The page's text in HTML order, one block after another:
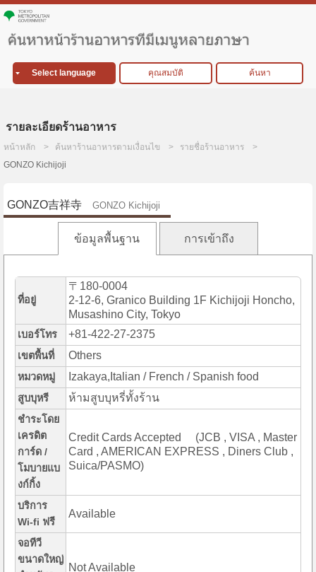
Select language คุณสมบัติ ค้นหา
รายละเอียดร้านอาหาร
หน้าหลัก ค้นหาร้านอาหารตามเงื่อนไข
รายชื่อร้านอาหาร
GONZO Kichijoji
GONZO吉祥寺 GONZO Kichijoji
ข้อมูลพื้นฐาน การเข้าถึง
ที่อยู่
〒180-0004
2-12-6, Granico Building 1F Kichijoji Honcho,
Musashino City, Tokyo
เบอร์โทร +81-422-27-2375
เขตพื้นที่ Others
หมวดหมู่ Izakaya,Italian / French / Spanish food
สูบบุหรี ห้ามสูบบุหรี่ทั้งร้าน
ชำระโดย
เครดิต
การ์ด /
โมบายแบ
งก์กิ้ง
Credit Cards Accepted (JCB , VISA , Master
Card , AMERICAN EXPRESS , Diners Club ,
Suica/PASMO)
บริการ
Wi-fi ฟรี
Available
จอทีวี
ขนาดใหญ่
Not Available